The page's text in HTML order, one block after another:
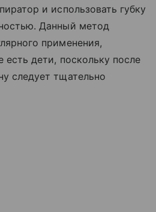
и использовать губку
Данный метод
применения,
есть дети, поскольку после
следует тщательно